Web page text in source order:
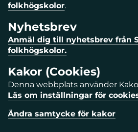
folkhögskolor.
Nyhetsbrev
Anmäl dig till nyhetsbrev från
folkhögskolor.
Kakor (Cookies)
Denna webbplats använder
Läs om inställningar för
Ändra samtycke för kakor